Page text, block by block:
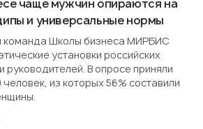
чаще мужчин опираются на
и универсальные нормы
команда Школы бизнеса МИРБИС
установки российских
руководителей. В опросе приняли
из которых 56% составили